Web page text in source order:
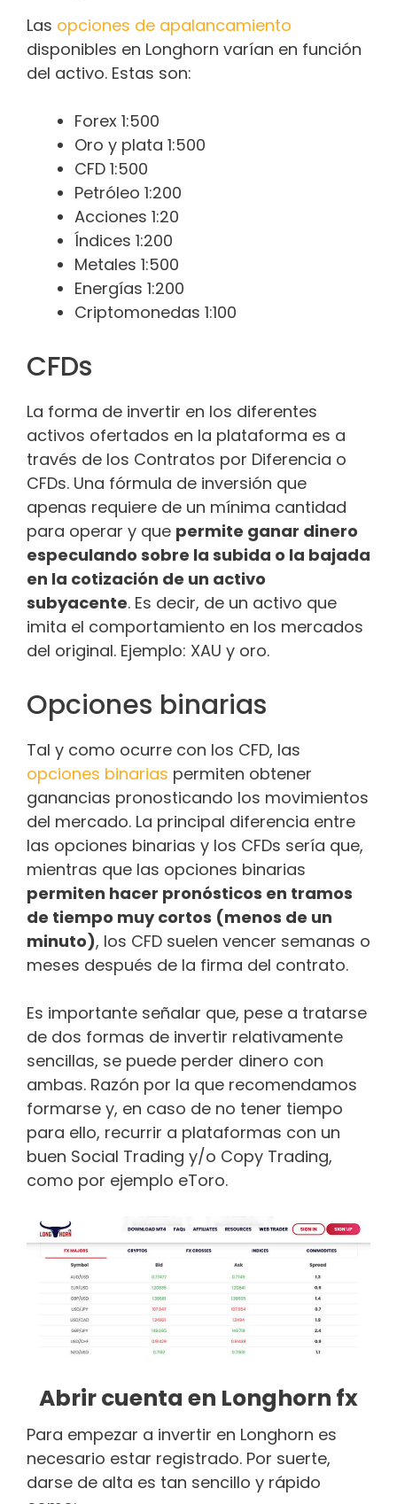
Las opciones de apalancamiento
disponibles en Longhorn varían en función
del activo. Estas son:
Forex 1:500
Oro y plata 1:500
CFD 1:500
Petróleo 1:200
Acciones 1:20
Índices 1:200
Metales 1:500
Energías 1:200
Criptomonedas 1:100
CFDs
La forma de invertir en los diferentes
activos ofertados en la plataforma es a
través de los Contratos por Diferencia o
CFDs. Una fórmula de inversión que
apenas requiere de un mínima cantidad
para operar y que permite ganar dinero
especulando sobre la subida o la bajada
en la cotización de un activo
subyacente. Es decir, de un activo que
imita el comportamiento en los mercados
del original. Ejemplo: XAU y oro.
Opciones binarias
Tal y como ocurre con los CFD, las
opciones binarias permiten obtener
ganancias pronosticando los movimientos
del mercado. La principal diferencia entre
las opciones binarias y los CFDs sería que,
mientras que las opciones binarias
permiten hacer pronósticos en tramos
de tiempo muy cortos (menos de un
minuto), los CFD suelen vencer semanas o
meses después de la firma del contrato.
Es importante señalar que, pese a tratarse
de dos formas de invertir relativamente
sencillas, se puede perder dinero con
ambas. Razón por la que recomendamos
formarse y, en caso de no tener tiempo
para ello, recurrir a plataformas con un
buen Social Trading y/o Copy Trading,
como por ejemplo eToro.
Abrir cuenta en Longhorn fx
Para empezar a invertir en Longhorn es
necesario estar registrado. Por suerte,
darse de alta es tan sencillo y rápido